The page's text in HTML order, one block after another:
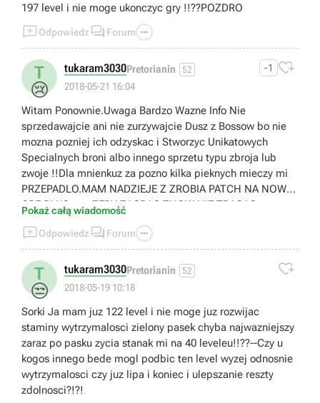
197 level i nie moge ukonczyc gry !!??POZDRO
Odpowiedz  Forum 
T
😢
tukaram3030Pretorianin 52
2018-05-21 16:04
-1 
Witam Ponownie.Uwaga Bardzo Wazne Info Nie
sprzedawajcie ani nie zurzywajcie Dusz z Bossow bo nie
mozna pozniej ich odzyskac i Stworzyc Unikatowych
Specialnych broni albo innego sprzetu typu zbroja lub
zwoje !!Dla mnienkuz za pozno kilka pieknych mieczy mi
PRZEPADLO.MAM NADZIEJE Z ZROBIA PATCH NA NOWA
GRE PLUS +++ ZEBY ZAGRAC ZNOW NIE TRACAC
PUNKTOW DOSWIADCZENIA JAK W 1 I 2 CZESCI!!--
POZDRO
Pokaż całą wiadomość
Odpowiedz  Forum 
T
😒
tukaram3030Pretorianin 52
2018-05-19 10:18

Sorki Ja mam juz 122 level i nie moge juz rozwijac
staminy wytrzymalosci zielony pasek chyba najwazniejszy
zaraz po pasku zycia stanak mi na 40 leveleu!!??--Czy u
kogos innego bede mogl podbic ten level wyzej odnosnie
wytrzymalosci czy juz lipa i koniec i ulepszanie reszty
zdolnosci?!?!